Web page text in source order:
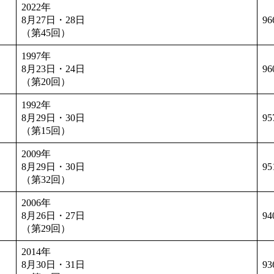
2022年
8月27日・28日
（第45回）
1997年
8月23日・24日
（第20回）
1992年
8月29日・30日
（第15回）
2009年
8月29日・30日
（第32回）
2006年
8月26日・27日
（第29回）
2014年
8月30日・31日